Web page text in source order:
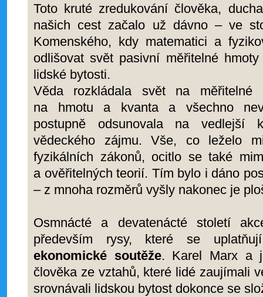
Toto kruté zredukování člověka,
našich cest začalo už dávno – ve
Komenského, kdy matematici a
odlišovat svět pasivní měřitelné
lidské bytosti.
Věda rozkládala svět na měřitelné
na hmotu a kvanta a všechno
postupně odsunovala na vedlejší
vědeckého zájmu. Vše, co leželo
fyzikálních zákonů, ocitlo se také
a ověřitelných teorií. Tím bylo i dáno
– z mnoha rozměrů vyšly nakonec je
Osmnácté a devatenácté století
především rysy, které se
ekonomické soutěže. Karel Marx a
člověka ze vztahů, které lidé zaujímali
srovnávali lidskou bytost dokonce se